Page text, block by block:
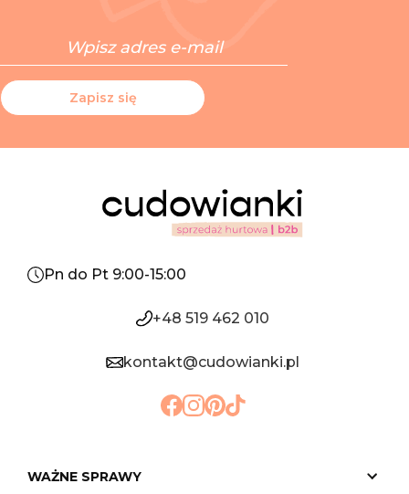
Zapisz się
Pn do Pt 9:00-15:00
+48 519 462 010
kontakt@cudowianki.pl
WAŻNE SPRAWY